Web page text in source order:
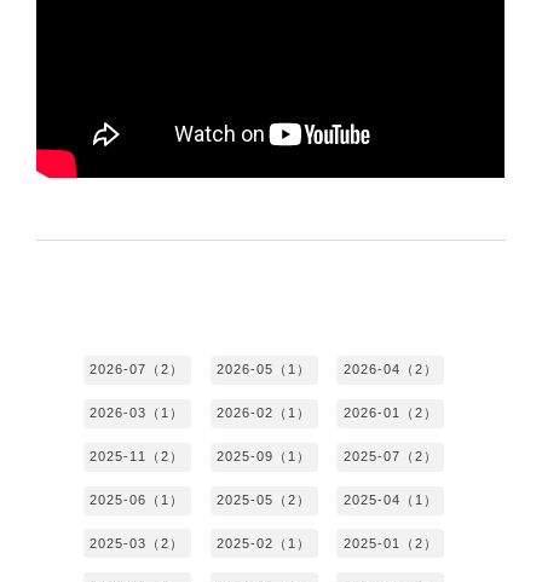
2026-07（2） 2026-05（1） 2026-04（2）
2026-03（1） 2026-02（1） 2026-01（2）
2025-11（2） 2025-09（1） 2025-07（2）
2025-06（1） 2025-05（2） 2025-04（1）
2025-03（2） 2025-02（1） 2025-01（2）